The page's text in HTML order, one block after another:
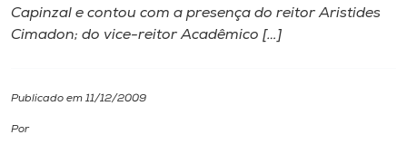
Internacionalização
Capinzal e contou com a presença do reitor Aristides
Cimadon; do vice-reitor Acadêmico […]
Publicado em 11/12/2009
Por